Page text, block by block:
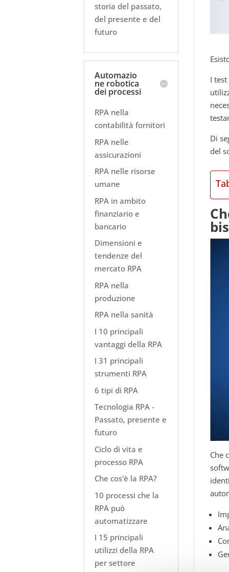
I
Di
del
Che
storia del passato,
del presente e del
futuro
Automazio
ne robotica
dei processi
RPA nella
contabilità fornitori
RPA nelle
assicurazioni
RPA nelle risorse
umane
RPA in ambito
finanziario e
bancario
Dimensioni e
tendenze del
mercato RPA
RPA nella
produzione
RPA nella sanità
I 10 principali
vantaggi della RPA
I 31 principali
strumenti RPA
6 tipi di RPA
Tecnologia RPA -
Passato, presente e
futuro
Ciclo di vita e
processo RPA
Che cos'è la RPA?
10 processi che la
RPA può
automatizzare
I 15 principali
utilizzi della RPA
per settore